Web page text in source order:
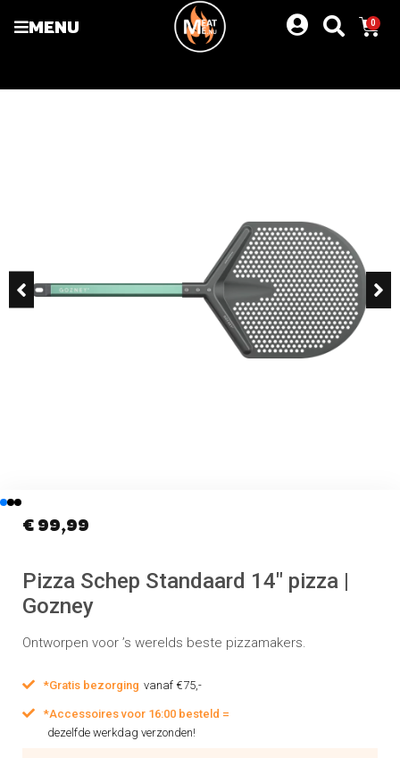
MENU 0
€ 99,99
Pizza Schep Standaard 14″ pizza |
Gozney
Ontworpen voor ’s werelds beste pizzamakers.
*Gratis bezorging vanaf €75,-
*Accessoires voor 16:00 besteld =
dezelfde werkdag verzonden!